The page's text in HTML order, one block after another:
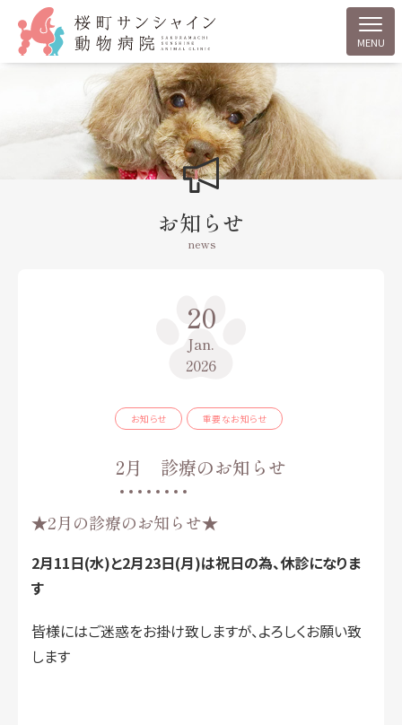
MENU
お知らせ
news
20
Jan.
2026
お知らせ 重要なお知らせ
2月 診療のお知らせ
★2月の診療のお知らせ★
2月11日(水)と2月23日(月)は祝日の為、休診になりま
す
皆様にはご迷惑をお掛け致しますが、よろしくお願い致
します